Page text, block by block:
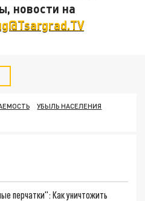
новости на
УБЫЛЬ НАСЕЛЕНИЯ
перчатки": Как уничтожить